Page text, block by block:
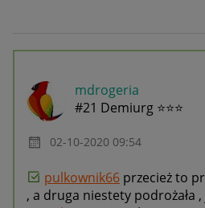
mdrogeria
#21 Demiurg ⭐⭐⭐
‎02-10-2020 09:54
pulkownik66 przecież to
, a druga niestety podrożała